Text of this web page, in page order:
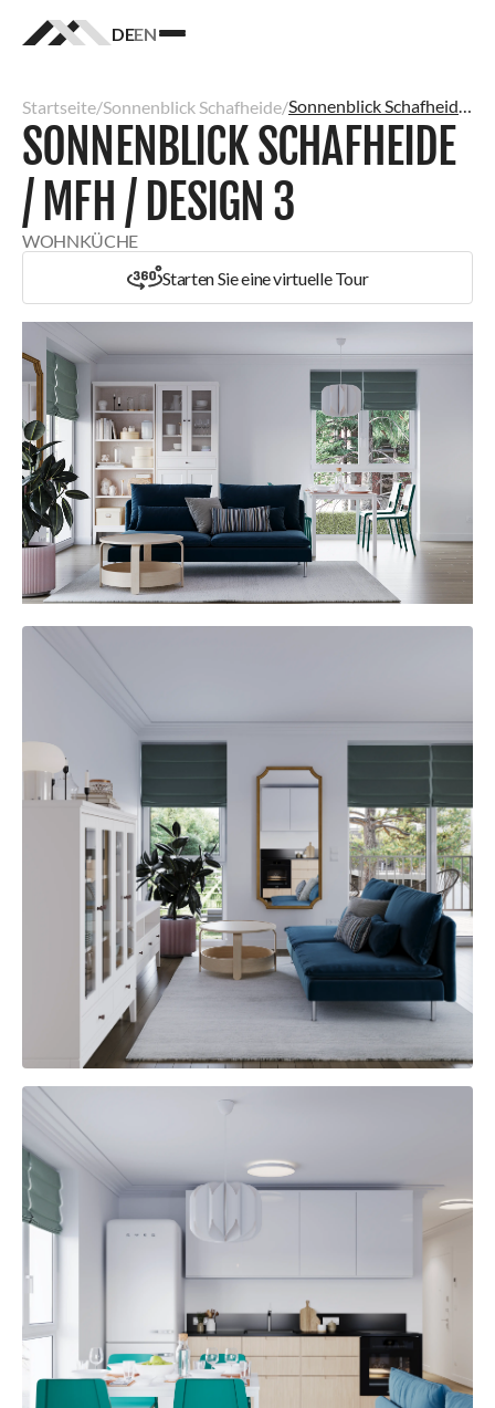
DEEN
Startseite/Sonnenblick Schafheide/ Sonnenblick Schafheide / MFH / Design 3
SONNENBLICK SCHAFHEIDE
/ MFH / DESIGN 3
WOHNKÜCHE
Starten Sie eine virtuelle Tour